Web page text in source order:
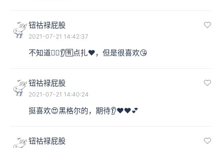
钮祜禄屁股
2021-07-21 14:42:37
不知道🤷‍♀️👂🈶️点扎❤️，但是很喜欢😘
钮祜禄屁股
2021-07-21 14:40:24
挺喜欢😍黑格尔的，期待👂❤️❤️💕
钮祜禄屁股